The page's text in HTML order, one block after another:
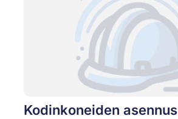
Kodinkoneiden asennus